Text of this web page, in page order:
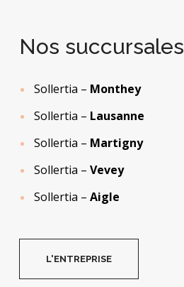
Nos succursales
Sollertia – Monthey
Sollertia – Lausanne
Sollertia – Martigny
Sollertia –Vevey
Sollertia –Aigle
L'ENTREPRISE